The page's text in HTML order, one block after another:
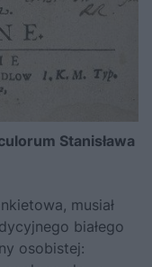
Stanisława
musiał
białego
osobistej: